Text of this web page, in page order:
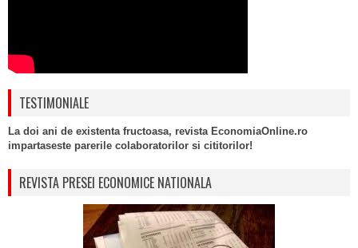
TESTIMONIALE
La doi ani de existenta fructoasa, revista EconomiaOnline.ro
impartaseste parerile colaboratorilor si cititorilor!
REVISTA PRESEI ECONOMICE NATIONALA